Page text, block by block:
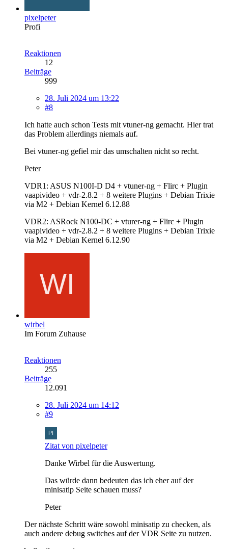
pixelpeter
Profi
Reaktionen
12
Beiträge
999
28. Juli 2024 um 13:22
#8
Ich hatte auch schon Tests mit vtuner-ng gemacht. Hier trat
das Problem allerdings niemals auf.
Bei vtuner-ng gefiel mir das umschalten nicht so recht.
Peter
VDR1: ASUS N100I-D D4 + vtuner-ng + Flirc + Plugin
vaapivideo + vdr-2.8.2 + 8 weitere Plugins + Debian Trixie
via M2 + Debian Kernel 6.12.88
VDR2: ASRock N100-DC + vturer-ng + Flirc + Plugin
vaapivideo + vdr-2.8.2 + 8 weitere Plugins + Debian Trixie
via M2 + Debian Kernel 6.12.90
wirbel
Im Forum Zuhause
Reaktionen
255
Beiträge
12.091
28. Juli 2024 um 14:12
#9
Zitat von pixelpeter
Danke Wirbel für die Auswertung.
Das würde dann bedeuten das ich eher auf der
minisatip Seite schauen muss?
Peter
Der nächste Schritt wäre sowohl minisatip zu checken, als
auch andere debug switches auf der VDR Seite zu nutzen.